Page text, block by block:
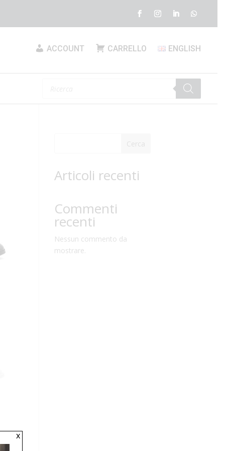
ACCOUNT CARRELLO ENGLISH
Cerca
Articoli recenti
Commenti
recenti
Nessun commento da
mostrare.
x